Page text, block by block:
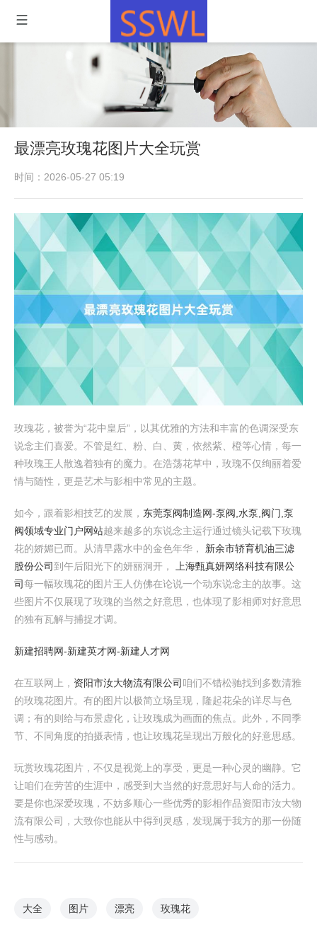
最漂亮玫瑰花图片大全玩赏
时间：2026-05-27 05:19
玫瑰花，被誉为“花中皇后”，以其优雅的方法和丰富的色调深受东
说念主们喜爱。不管是红、粉、白、黄，依然紫、橙等心情，每一
种玫瑰王人散逸着独有的魔力。在浩荡花草中，玫瑰不仅绚丽着爱
情与随性，更是艺术与影相中常见的主题。
如今，跟着影相技艺的发展， 东莞泵阀制造网-泵阀,水泵,阀门,泵
阀领域专业门户网站越来越多的东说念主运行通过镜头记载下玫瑰
花的娇媚已而。从清早露水中的金色年华， 新余市轿育机油三滤
股份公司到午后阳光下的妍丽洞开，
上海甄真妍网络科技有限公
司每一幅玫瑰花的图片王人仿佛在论说一个动东说念主的故事。这
些图片不仅展现了玫瑰的当然之好意思，也体现了影相师对好意思
的独有瓦解与捕捉才调。
新建招聘网-新建英才网-新建人才网
在互联网上， 资阳市汝大物流有限公司 咱们不错松驰找到多数清雅
的玫瑰花图片。有的图片以极简立场呈现，隆起花朵的详尽与色
调；有的则给与布景虚化，让玫瑰成为画面的焦点。此外，不同季
节、不同角度的拍摄表情，也让玫瑰花呈现出万般化的好意思感。
玩赏玫瑰花图片，不仅是视觉上的享受，更是一种心灵的幽静。它
让咱们在劳苦的生涯中，感受到大当然的好意思好与人命的活力。
要是你也深爱玫瑰，不妨多顺心一些优秀的影相作品资阳市汝大物
流有限公司，大致你也能从中得到灵感，发现属于我方的那一份随
性与感动。
大全 图片 漂亮 玫瑰花